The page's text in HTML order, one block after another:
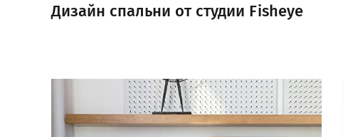
Дизайн спальни от студии Fisheye